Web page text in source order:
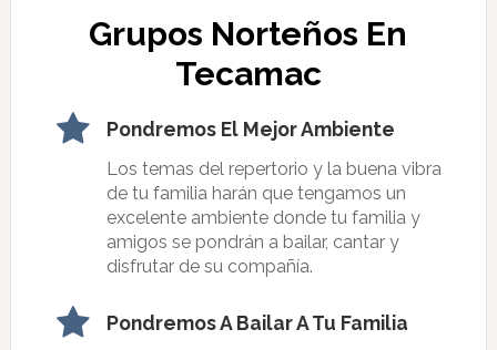
Grupos Norteños En
Tecamac
Pondremos El Mejor Ambiente
Los temas del repertorio y la buena vibra
de tu familia harán que tengamos un
excelente ambiente donde tu familia y
amigos se pondrán a bailar, cantar y
disfrutar de su compañía.
Pondremos A Bailar A Tu Familia